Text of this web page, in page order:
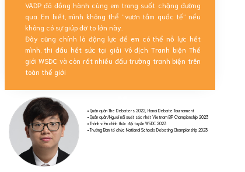
• Quán quân The Debaters 2022, Hanoi Debate Tournament
• Quán quân/Người nói xuất sắc nhất Vietnam BP Championship 2023
• Thành viên chính thức đội tuyển WSDC 2023
• Trưởng Ban tổ chức National Schools Debating Championship 2023
VADP đã đồng hành cùng em trong suốt chặng đường
qua. Em biết, mình không thể “vươn tầm quốc tế” nếu
không có sự giúp đỡ to lớn này.
Đây cũng chính là động lực để em có thể nỗ lực hết
mình, thi đấu hết sức tại giải Vô địch Tranh biện Thế
giới WSDC và còn rất nhiều đấu trường tranh biện trên
toàn thế giới